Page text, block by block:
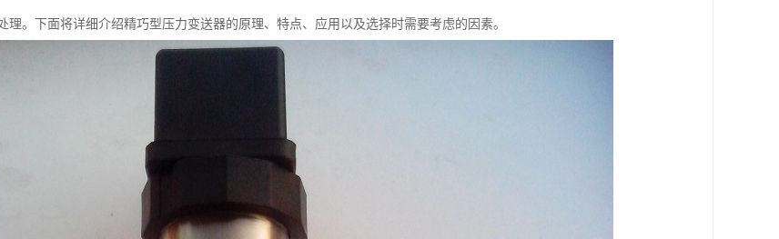
理。下面将详细介绍精巧型压力变送器的原理、特点、应用以及选择时需要考虑的因素。